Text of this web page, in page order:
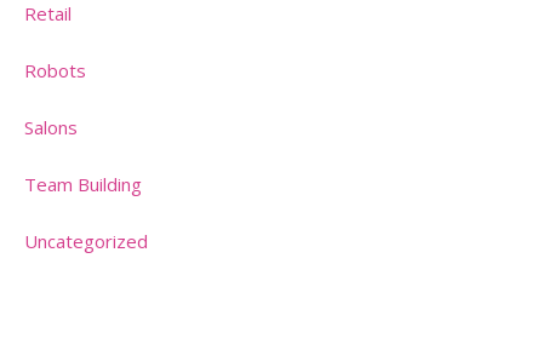
Retail
Robots
Salons
Team Building
Uncategorized